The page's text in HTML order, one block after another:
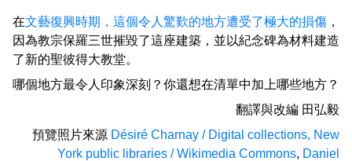
在文藝復興時期，這個令人驚歎的地方遭受了極大的損傷 ，
因為教宗保羅三世摧毀了這座建築，並以紀念碑為材料建造
了新的聖彼得大教堂。
哪個地方最令人印象深刻？你還想在清單中加上哪些地方？
翻譯與改編 田弘毅
預覽照片來源 Désiré Charnay / Digital collections, New
York public libraries / Wikimedia Commons, Daniel